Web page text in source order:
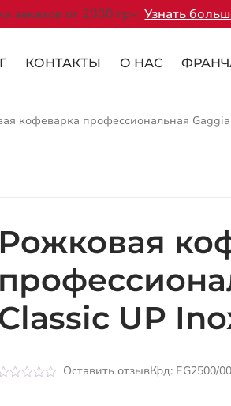
заказов от 2000 грн.Узнать
КОНТАКТЫ О НАС
кофеварка профессиональная Gaggia
Рожковая
UP
Оставить отзывКод: EG2500/